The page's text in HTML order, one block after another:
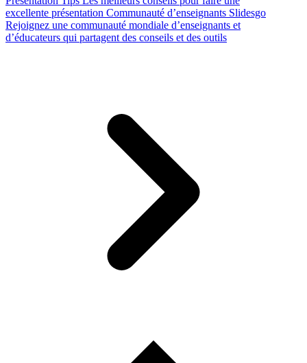
excellente présentation Communauté d’enseignants Slidesgo
Rejoignez une communauté mondiale d’enseignants et
d’éducateurs qui partagent des conseils et des outils